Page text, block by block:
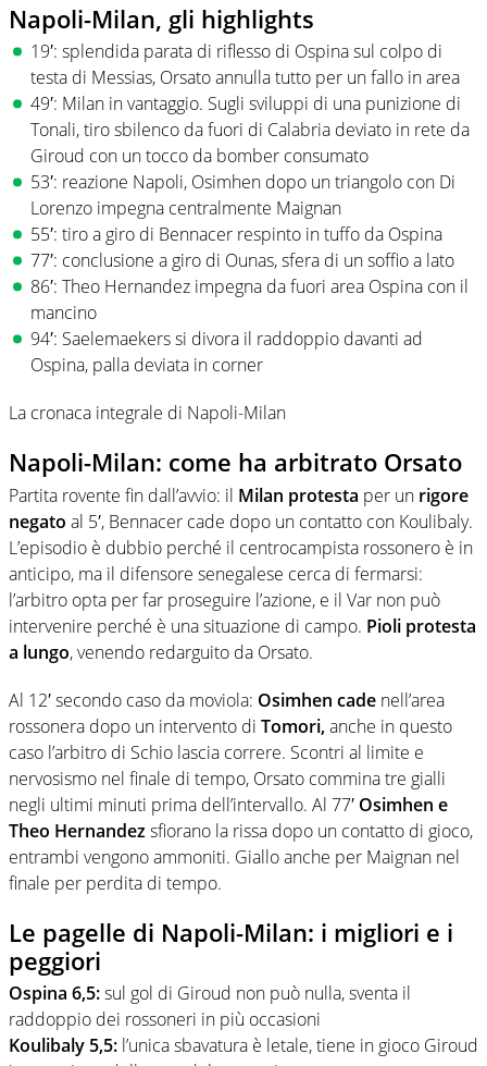
Napoli-Milan, gli highlights
19′: splendida parata di riflesso di Ospina sul colpo di
testa di Messias, Orsato annulla tutto per un fallo in area
49′: Milan in vantaggio. Sugli sviluppi di una punizione di
Tonali, tiro sbilenco da fuori di Calabria deviato in rete da
Giroud con un tocco da bomber consumato
53′: reazione Napoli, Osimhen dopo un triangolo con Di
Lorenzo impegna centralmente Maignan
55′: tiro a giro di Bennacer respinto in tuffo da Ospina
77′: conclusione a giro di Ounas, sfera di un soffio a lato
86′: Theo Hernandez impegna da fuori area Ospina con il
mancino
94′: Saelemaekers si divora il raddoppio davanti ad
Ospina, palla deviata in corner
La cronaca integrale di Napoli-Milan
Napoli-Milan: come ha arbitrato Orsato
Partita rovente fin dall’avvio: il Milan protesta per un rigore
negato al 5′, Bennacer cade dopo un contatto con Koulibaly.
L’episodio è dubbio perché il centrocampista rossonero è in
anticipo, ma il difensore senegalese cerca di fermarsi:
l’arbitro opta per far proseguire l’azione, e il Var non può
intervenire perché è una situazione di campo. Pioli protesta
a lungo, venendo redarguito da Orsato.
Al 12′ secondo caso da moviola: Osimhen cade nell’area
rossonera dopo un intervento di Tomori,anche in questo
caso l’arbitro di Schio lascia correre. Scontri al limite e
nervosismo nel finale di tempo, Orsato commina tre gialli
negli ultimi minuti prima dell’intervallo. Al 77′ Osimhen e
Theo Hernandezsfiorano la rissa dopo un contatto di gioco,
entrambi vengono ammoniti. Giallo anche per Maignan nel
finale per perdita di tempo.
Le pagelle di Napoli-Milan: i migliori e i
peggiori
Ospina 6,5:sul gol di Giroud non può nulla, sventa il
raddoppio dei rossoneri in più occasioni
Koulibaly 5,5: l’unica sbavatura è letale, tiene in gioco Giroud